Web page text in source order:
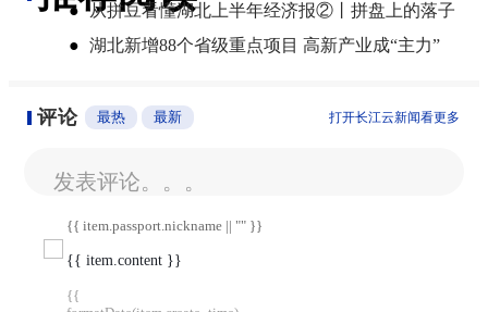
● 从拼豆看懂湖北上半年经济报②丨拼盘上的落子
● 湖北新增88个省级重点项目 高新产业成“主力”
评论 最热 最新 打开长江云新闻看更多
发表评论。。。
{{ item.passport.nickname || "" }}
{{ item.content }}
{{